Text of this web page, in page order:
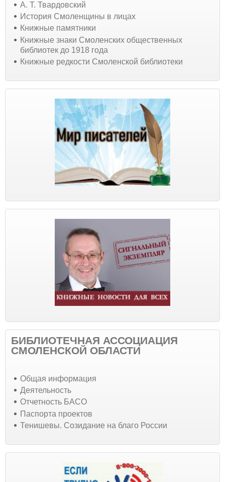
А. Т. Твардовский
История Смоленщины в лицах
Книжные памятники
Книжные знаки Смоленских общественных
библиотек до 1918 года
Книжные редкости Смоленской библиотеки
БИБЛИОТЕЧНАЯ АССОЦИАЦИЯ
СМОЛЕНСКОЙ ОБЛАСТИ
Общая информация
Деятельность
Отчетность БАСО
Паспорта проектов
Тенишевы. Созидание на благо России